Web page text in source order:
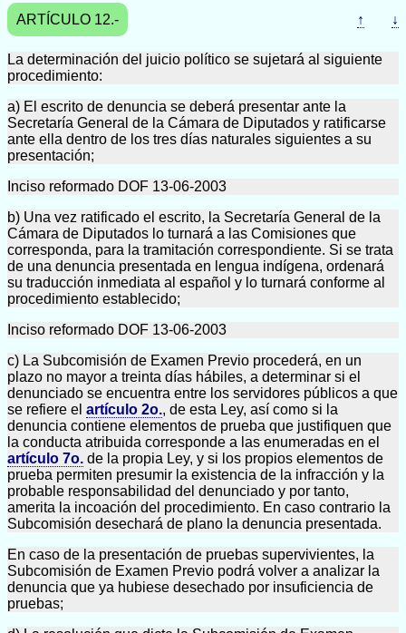
ARTÍCULO 12.- ↑ ↓
La determinación del juicio político se sujetará al siguiente
procedimiento:
a) El escrito de denuncia se deberá presentar ante la
Secretaría General de la Cámara de Diputados y ratificarse
ante ella dentro de los tres días naturales siguientes a su
presentación;
Inciso reformado DOF 13-06-2003
b) Una vez ratificado el escrito, la Secretaría General de la
Cámara de Diputados lo turnará a las Comisiones que
corresponda, para la tramitación correspondiente. Si se trata
de una denuncia presentada en lengua indígena, ordenará
su traducción inmediata al español y lo turnará conforme al
procedimiento establecido;
Inciso reformado DOF 13-06-2003
c) La Subcomisión de Examen Previo procederá, en un
plazo no mayor a treinta días hábiles, a determinar si el
denunciado se encuentra entre los servidores públicos a que
se refiere el artículo 2o., de esta Ley, así como si la
denuncia contiene elementos de prueba que justifiquen que
la conducta atribuida corresponde a las enumeradas en el
artículo 7o. de la propia Ley, y si los propios elementos de
prueba permiten presumir la existencia de la infracción y la
probable responsabilidad del denunciado y por tanto,
amerita la incoación del procedimiento. En caso contrario la
Subcomisión desechará de plano la denuncia presentada.
En caso de la presentación de pruebas supervivientes, la
Subcomisión de Examen Previo podrá volver a analizar la
denuncia que ya hubiese desechado por insuficiencia de
pruebas;